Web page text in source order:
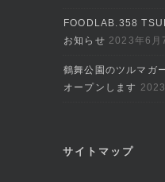
FOODLAB.358
お知らせ 2023年6月
鶴舞公園のツルマガ
オープンします
サイトマップ